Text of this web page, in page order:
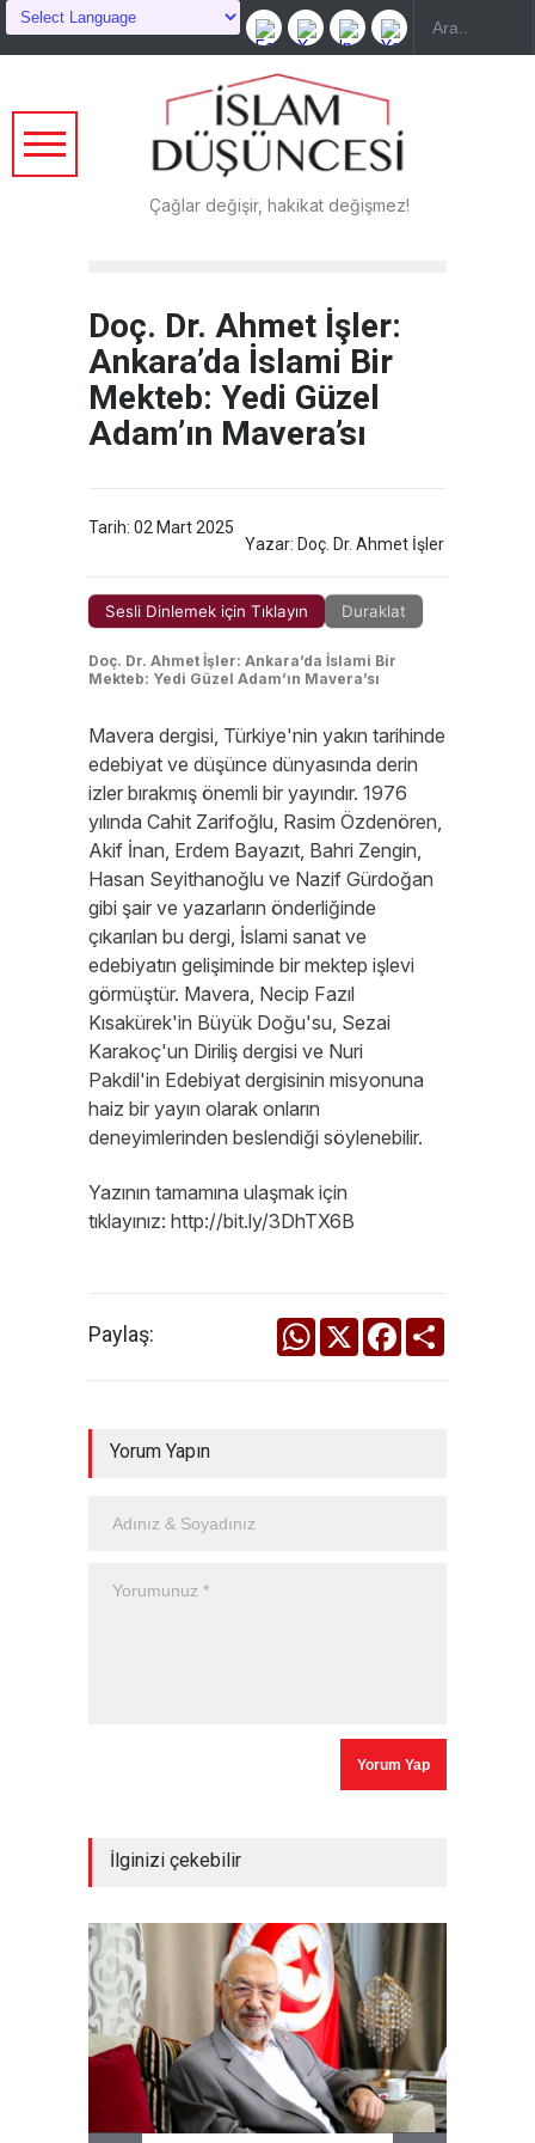
Çağlar değişir, hakikat değişmez!
Doç. Dr. Ahmet İşler:
Ankara’da İslami Bir
Mekteb: Yedi Güzel
Adam’ın Mavera’sı
Tarih: 02 Mart 2025
Yazar: Doç. Dr. Ahmet İşler
Sesli Dinlemek için Tıklayın Duraklat
Doç. Dr. Ahmet İşler: Ankara’da İslami Bir
Mekteb: Yedi Güzel Adam’ın Mavera’sı
Mavera dergisi, Türkiye'nin yakın tarihinde
edebiyat ve düşünce dünyasında derin
izler bırakmış önemli bir yayındır. 1976
yılında Cahit Zarifoğlu, Rasim Özdenören,
Akif İnan, Erdem Bayazıt, Bahri Zengin,
Hasan Seyithanoğlu ve Nazif Gürdoğan
gibi şair ve yazarların önderliğinde
çıkarılan bu dergi, İslami sanat ve
edebiyatın gelişiminde bir mektep işlevi
görmüştür. Mavera, Necip Fazıl
Kısakürek'in Büyük Doğu'su, Sezai
Karakoç'un Diriliş dergisi ve Nuri
Pakdil'in Edebiyat dergisinin misyonuna
haiz bir yayın olarak onların
deneyimlerinden beslendiği söylenebilir.
Yazının tamamına ulaşmak için
tıklayınız: http://bit.ly/3DhTX6B
Paylaş: WhatsApp
X Facebook
Yorum Yapın
İlginizi çekebilir